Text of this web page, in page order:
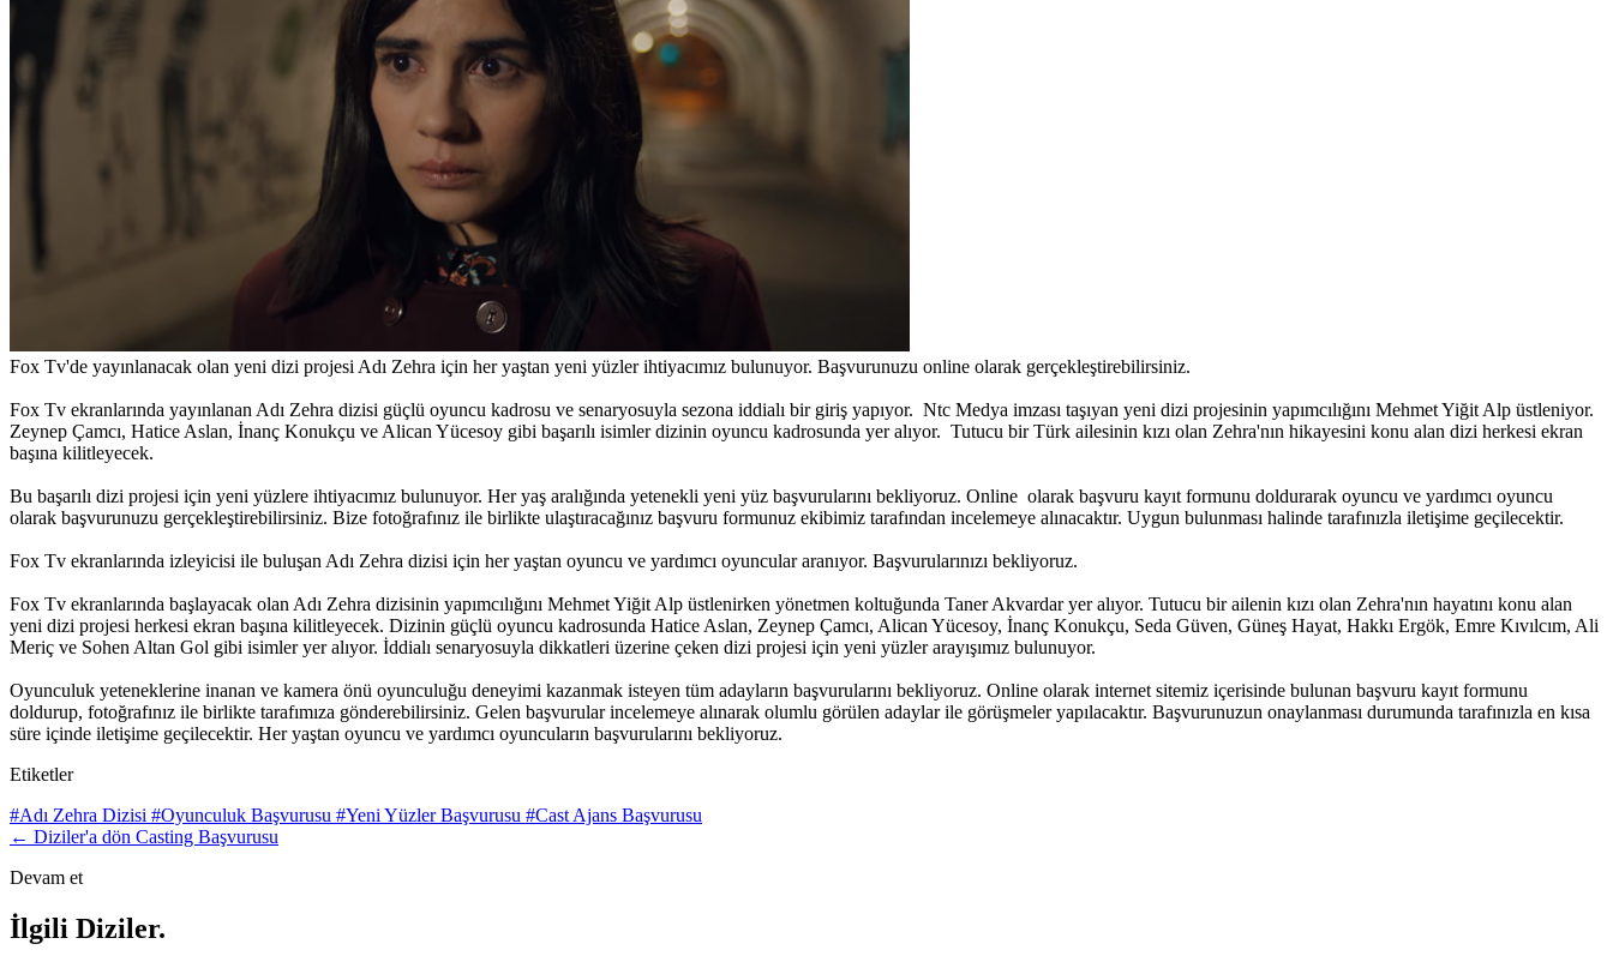
Fox Tv'de yayınlanacak olan yeni dizi projesi Adı Zehra için her yaştan yeni yüzler ihtiyacımız bulunuyor. Başvurunuzu online olarak gerçekleştirebilirsiniz.
Fox Tv ekranlarında yayınlanan Adı Zehra dizisi güçlü oyuncu kadrosu ve senaryosuyla sezona iddialı bir giriş yapıyor. Ntc Medya imzası taşıyan yeni dizi projesinin yapımcılığını Mehmet Yiğit Alp üstleniyor.
Zeynep Çamcı, Hatice Aslan, İnanç Konukçu ve Alican Yücesoy gibi başarılı isimler dizinin oyuncu kadrosunda yer alıyor. Tutucu bir Türk ailesinin kızı olan Zehra'nın hikayesini konu alan dizi herkesi ekran
başına kilitleyecek.
Bu başarılı dizi projesi için yeni yüzlere ihtiyacımız bulunuyor. Her yaş aralığında yetenekli yeni yüz başvurularını bekliyoruz. Online olarak başvuru kayıt formunu doldurarak oyuncu ve yardımcı oyuncu
olarak başvurunuzu gerçekleştirebilirsiniz. Bize fotoğrafınız ile birlikte ulaştıracağınız başvuru formunuz ekibimiz tarafından incelemeye alınacaktır. Uygun bulunması halinde tarafınızla iletişime geçilecektir.
Fox Tv ekranlarında izleyicisi ile buluşan Adı Zehra dizisi için her yaştan oyuncu ve yardımcı oyuncular aranıyor. Başvurularınızı bekliyoruz.
Fox Tv ekranlarında başlayacak olan Adı Zehra dizisinin yapımcılığını Mehmet Yiğit Alp üstlenirken yönetmen koltuğunda Taner Akvardar yer alıyor. Tutucu bir ailenin kızı olan Zehra'nın hayatını konu alan
yeni dizi projesi herkesi ekran başına kilitleyecek. Dizinin güçlü oyuncu kadrosunda Hatice Aslan, Zeynep Çamcı, Alican Yücesoy, İnanç Konukçu, Seda Güven, Güneş Hayat, Hakkı Ergök, Emre Kıvılcım, Ali
Meriç ve Sohen Altan Gol gibi isimler yer alıyor. İddialı senaryosuyla dikkatleri üzerine çeken dizi projesi için yeni yüzler arayışımız bulunuyor.
Oyunculuk yeteneklerine inanan ve kamera önü oyunculuğu deneyimi kazanmak isteyen tüm adayların başvurularını bekliyoruz. Online olarak internet sitemiz içerisinde bulunan başvuru kayıt formunu
doldurup, fotoğrafınız ile birlikte tarafımıza gönderebilirsiniz. Gelen başvurular incelemeye alınarak olumlu görülen adaylar ile görüşmeler yapılacaktır. Başvurunuzun onaylanması durumunda tarafınızla en kısa
süre içinde iletişime geçilecektir. Her yaştan oyuncu ve yardımcı oyuncuların başvurularını bekliyoruz.
Etiketler
#Adı Zehra Dizisi #Oyunculuk Başvurusu #Yeni Yüzler Başvurusu #Cast Ajans Başvurusu
← Diziler'a dön Casting Başvurusu
Devam et
İlgili Diziler.